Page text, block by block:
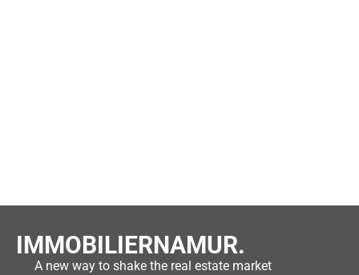
IMMOBILIERNAMUR.
A new way to shake the real estate market